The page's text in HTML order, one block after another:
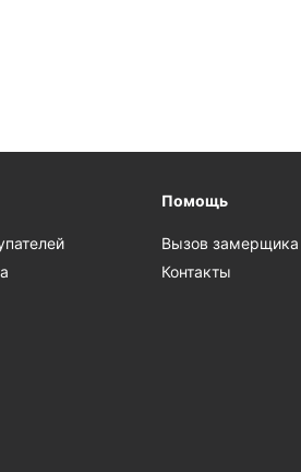
Помощь
Вызов замерщика
Контакты